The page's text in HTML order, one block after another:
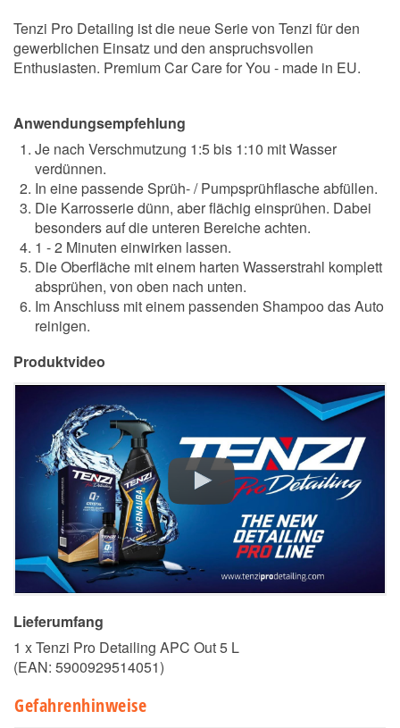
Tenzi Pro Detailing ist die neue Serie von Tenzi für den
gewerblichen Einsatz und den anspruchsvollen
Enthusiasten. Premium Car Care for You - made in EU.
Anwendungsempfehlung
Je nach Verschmutzung 1:5 bis 1:10 mit Wasser
verdünnen.
In eine passende Sprüh- / Pumpsprühflasche abfüllen.
Die Karrosserie dünn, aber flächig einsprühen. Dabei
besonders auf die unteren Bereiche achten.
1 - 2 Minuten einwirken lassen.
Die Oberfläche mit einem harten Wasserstrahl komplett
absprühen, von oben nach unten.
Im Anschluss mit einem passenden Shampoo das Auto
reinigen.
Produktvideo
Lieferumfang
1 x Tenzi Pro Detailing APC Out 5 L
(EAN: 5900929514051)
Gefahrenhinweise